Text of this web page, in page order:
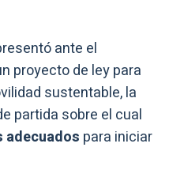
ante el
proyecto de ley para
sustentable, la
partida sobre el cual
adecuados para iniciar